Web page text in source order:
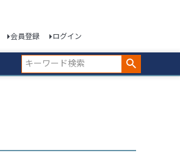
会員登録 ログイン